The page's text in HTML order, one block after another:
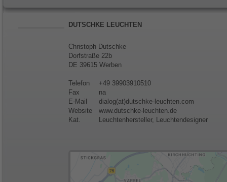
DUTSCHKE LEUCHTEN
Christoph Dutschke
Dorfstraße 22b
DE 39615 Werben
Telefon
+49 39903910510
Fax
na
E-Mail
dialog(at)dutschke-leuchten.com
Website
www.dutschke-leuchten.de
Kat.
Leuchtenhersteller, Leuchtendesigner